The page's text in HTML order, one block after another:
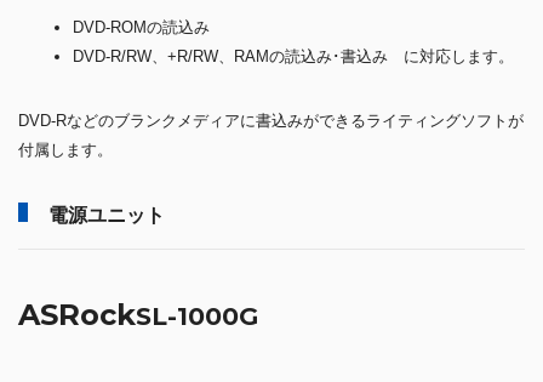
DVD-ROMの読込み
DVD-R/RW、+R/RW、RAMの読込み･書込み に対応します。
DVD-Rなどのブランクメディアに書込みができるライティングソフトが
付属します。
電源ユニット
ASRockSL-1000G